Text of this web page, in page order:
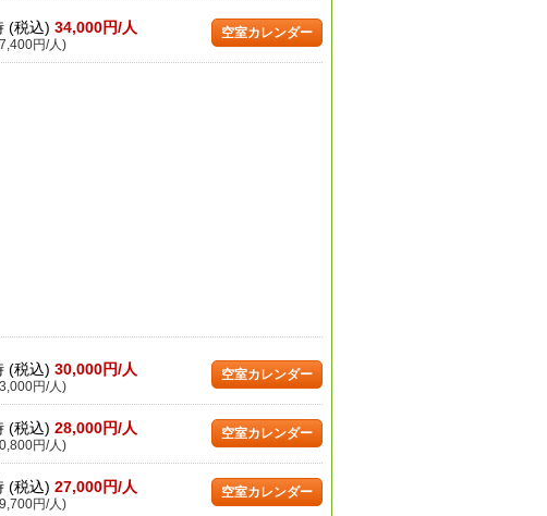
(税込) 34,000円/人
円/人)
空室カレンダー
(税込) 30,000円/人
円/人)
空室カレンダー
(税込) 28,000円/人
円/人)
空室カレンダー
(税込) 27,000円/人
円/人)
空室カレンダー